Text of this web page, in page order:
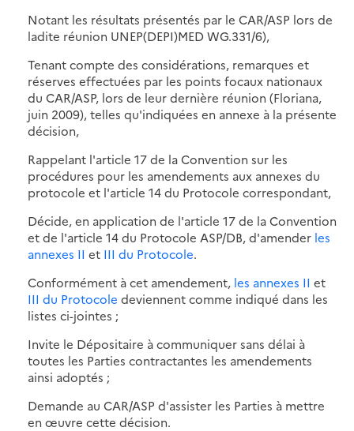
Notant les résultats présentés par le CAR/ASP lors de
ladite réunion UNEP(DEPI)MED WG.331/6),
Tenant compte des considérations, remarques et
réserves effectuées par les points focaux nationaux
du CAR/ASP, lors de leur dernière réunion (Floriana,
juin 2009), telles qu'indiquées en annexe à la présente
décision,
Rappelant l'article 17 de la Convention sur les
procédures pour les amendements aux annexes du
protocole et l'article 14 du Protocole correspondant,
Décide, en application de l'article 17 de la Convention
et de l'article 14 du Protocole ASP/DB, d'amender les
annexes II et III du Protocole.
Conformément à cet amendement, les annexes II et
III du Protocole deviennent comme indiqué dans les
listes ci-jointes ;
Invite le Dépositaire à communiquer sans délai à
toutes les Parties contractantes les amendements
ainsi adoptés ;
Demande au CAR/ASP d'assister les Parties à mettre
en œuvre cette décision.